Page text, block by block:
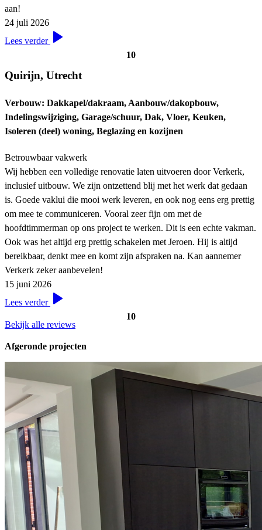
aan!
24 juli 2026
Lees verder
10
Quirijn, Utrecht
Verbouw: Dakkapel/dakraam, Aanbouw/dakopbouw,
Indelingswijziging, Garage/schuur, Dak, Vloer, Keuken,
Isoleren (deel) woning, Beglazing en kozijnen
Betrouwbaar vakwerk
Wij hebben een volledige renovatie laten uitvoeren door Verkerk,
inclusief uitbouw. We zijn ontzettend blij met het werk dat gedaan
is. Goede vaklui die mooi werk leveren, en ook nog eens erg prettig
om mee te communiceren. Vooral zeer fijn om met de
hoofdtimmerman op ons project te werken. Dit is een echte vakman.
Ook was het altijd erg prettig schakelen met Jeroen. Hij is altijd
bereikbaar, denkt mee en komt zijn afspraken na. Kan aannemer
Verkerk zeker aanbevelen!
15 juni 2026
Lees verder
10
Bekijk alle reviews
Afgeronde projecten